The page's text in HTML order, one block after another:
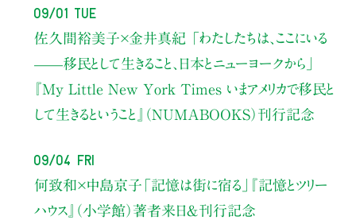
09/01 Tue
佐久間裕美子×金井真紀 「わたしたちは、ここにいる
——移民として生きること、日本とニューヨークから」
『My Little New York Times いまアメリカで移民と
して生きるということ』（NUMABOOKS）刊行記念
09/04 Fri
何致和×中島京子 「記憶は街に宿る」
『記憶とツリー
ハウス』（小学館）著者来日＆刊行記念